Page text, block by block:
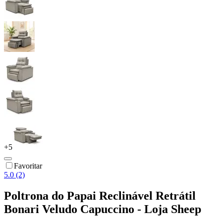
+5
Favoritar
5.0 (2)
Poltrona do Papai Reclinável Retrátil
Bonari Veludo Capuccino - Loja Sheep